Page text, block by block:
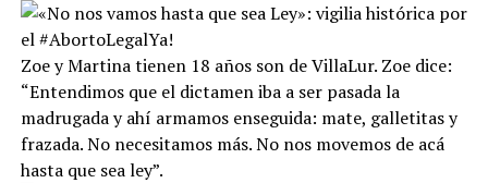
Zoe y Martina tienen 18 años son de VillaLur. Zoe dice:
“Entendimos que el dictamen iba a ser pasada la
madrugada y ahí armamos enseguida: mate, galletitas y
frazada. No necesitamos más. No nos movemos de acá
hasta que sea ley”.